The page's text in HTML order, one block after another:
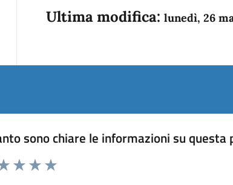
Ultima modifica: lunedì, 26
sono chiare le informazioni su questa
1 a 5 stelle la pagina